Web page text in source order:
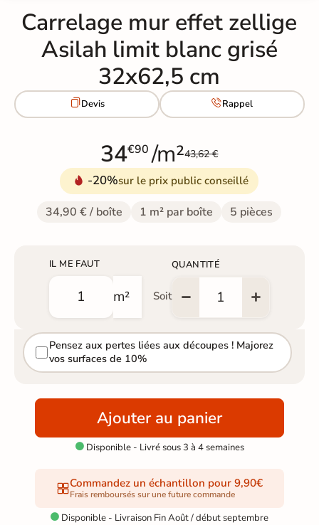
Carrelage mur effet zellige
Asilah limit blanc grisé
32x62,5 cm
Devis Rappel
34€90 /m²43,62 €
-20%sur le prix public conseillé
34,90 € / boîte 1 m² par boîte 5 pièces
IL ME FAUT
m² Soit
QUANTITÉ
Pensez aux pertes liées aux découpes ! Majorez
vos surfaces de 10%
Ajouter au panier
Disponible - Livré sous 3 à 4 semaines
Commandez un échantillon pour 9,90€
Frais remboursés sur une future commande
 Disponible - Livraison Fin Août / début septembre